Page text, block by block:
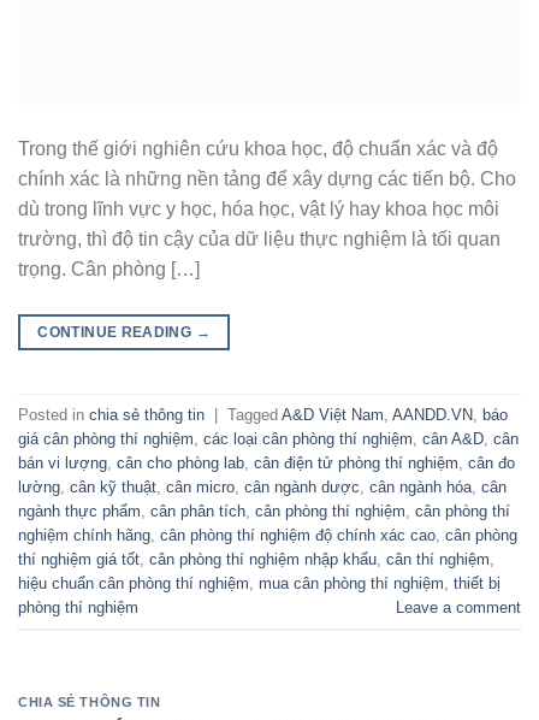
Trong thế giới nghiên cứu khoa học, độ chuẩn xác và độ
chính xác là những nền tảng để xây dựng các tiến bộ. Cho
dù trong lĩnh vực y học, hóa học, vật lý hay khoa học môi
trường, thì độ tin cậy của dữ liệu thực nghiệm là tối quan
trọng. Cân phòng […]
CONTINUE READING →
Posted in chia sẻ thông tin | Tagged A&D Việt Nam AANDD.VN báo
giá cân phòng thí nghiệm các loại cân phòng thí nghiệm cân A&D cân
bán vi lượng cân cho phòng lab cân điện tử phòng thí nghiệm cân đo
lường cân kỹ thuật cân micro cân ngành dược cân ngành hóa cân
ngành thực phẩm cân phân tích cân phòng thí nghiệm cân phòng thí
nghiệm chính hãng cân phòng thí nghiệm độ chính xác cao cân phòng
thí nghiệm giá tốt cân phòng thí nghiệm nhập khẩu cân thí nghiệm
hiệu chuẩn cân phòng thí nghiệm mua cân phòng thí nghiệm thiết bị
phòng thí nghiệm
Leave a comment
CHIA SẺ THÔNG TIN